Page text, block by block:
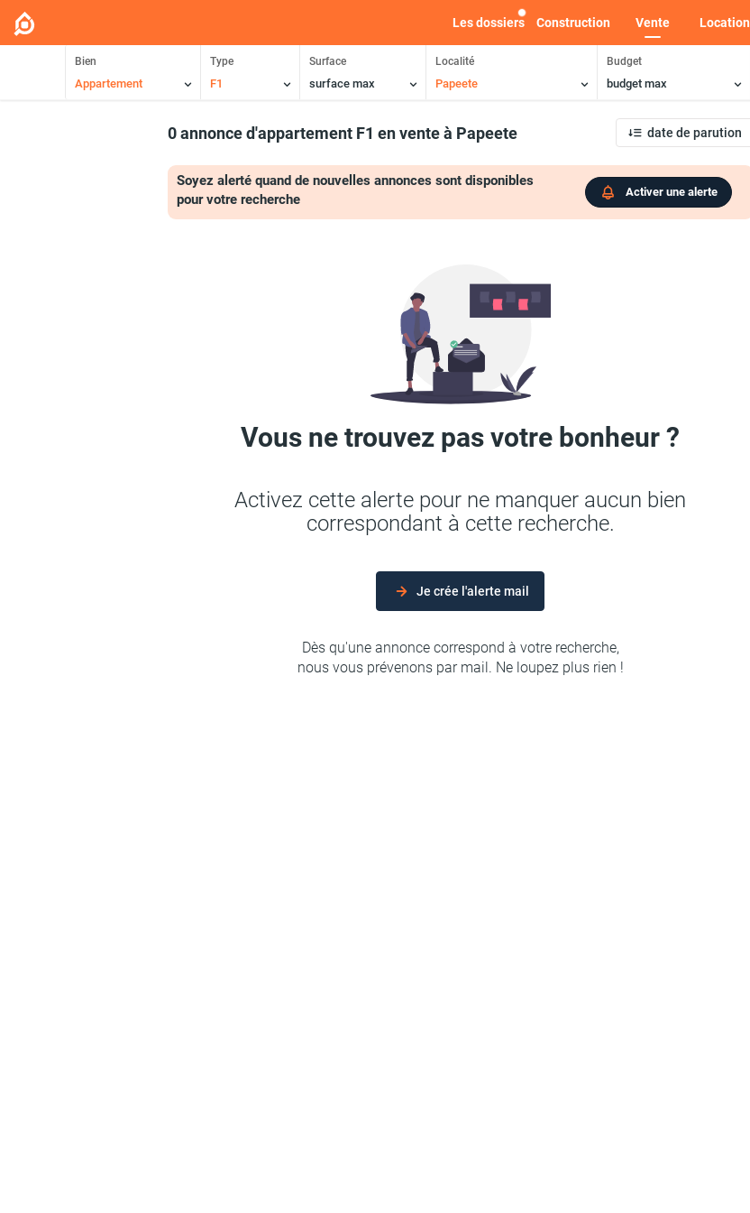
Les dossiers Construction Vente Location
Bien
Appartement
Type
F1
Surface
surface max
Localité
Papeete
Budget
budget max
0 annonce d'appartement F1 en venteà Papeete date de parution
Soyez alerté quand de nouvelles annonces sont disponibles
pour votre recherche
Activer une alerte
Vous ne trouvez pas votre bonheur ?
Activez cette alerte pour ne manquer aucun bien
correspondant à cette recherche.
Je crée l'alerte mail
Dès qu'une annonce correspond à votre recherche,
nous vous prévenons par mail. Ne loupez plus rien !